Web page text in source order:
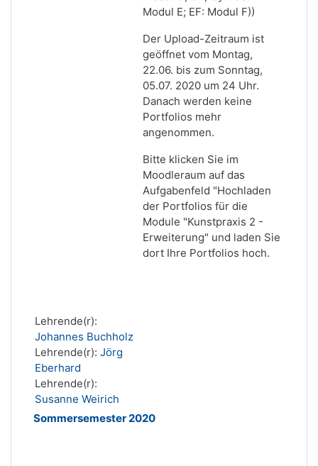
Modul E; EF: Modul F))
Der Upload-Zeitraum ist
geöffnet vom Montag,
22.06. bis zum Sonntag,
05.07. 2020 um 24 Uhr.
Danach werden keine
Portfolios mehr
angenommen.
Bitte klicken Sie im
Moodleraum auf das
Aufgabenfeld "Hochladen
der Portfolios für die
Module "Kunstpraxis 2 -
Erweiterung" und laden Sie
dort Ihre Portfolios hoch.
Lehrende(r):
Johannes Buchholz
Lehrende(r): Jörg
Eberhard
Lehrende(r):
Susanne Weirich
Sommersemester 2020